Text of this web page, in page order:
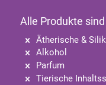
Alle Produkte sind
Ätherische &
Alkohol
Parfum
Tierische